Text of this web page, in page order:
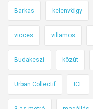
Barkas kelenvölgy
vicces villamos
Budakeszi közút
Urban Collëctif ICE